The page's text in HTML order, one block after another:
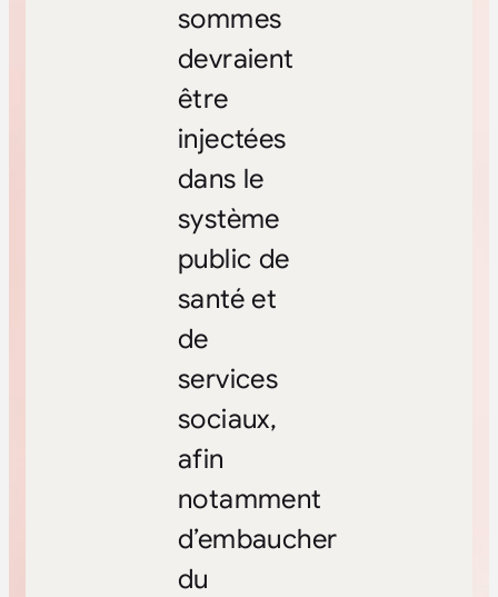
sommes
devraient
être
injectées
dans le
système
public de
santé et
de
services
sociaux,
afin
notamment
d’embaucher
du